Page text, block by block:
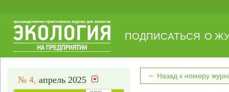
ПОДПИСАТЬСЯ О
№ 4, апрель 2025 ← Назад к номеру